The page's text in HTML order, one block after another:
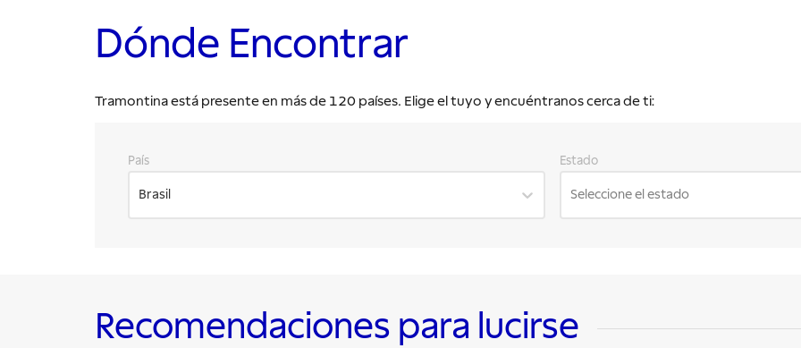
Dónde Encontrar
Tramontina está presente en más de 120 países. Elige el tuyo y encuéntranos cerca de ti:
País
Brasil
Estado
Seleccione el estado
Recomendaciones para lucirse